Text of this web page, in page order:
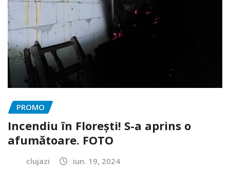
PROMO
Incendiu în Florești! S-a aprins o
afumătoare. FOTO
clujazi iun. 19, 2024